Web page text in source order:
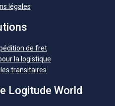
légales
de fret
la logistique
transitaires
Logitude World